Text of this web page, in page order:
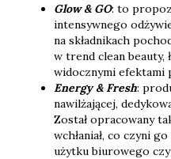
Glow & GO: to
intensywnego
na składnikach
w trend clean beauty,
widocznymi efektami
Energy & Fresh:
nawilżającej,
Został opracowany
wchłaniał, co czyni
użytku biurowego